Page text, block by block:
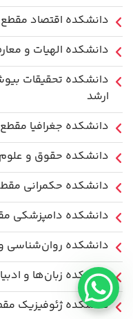
دانشکده اقتصاد
دانشکده الهیات و
دانشکده تحقیقات
ارشد
دانشکده جغرافیا
دانشکده حقوق و
دانشکده حکمرانی
دانشکده دامپزشکی
دانشکده روان‌شناسی
دانشکده زبان‌ها و
دانشکده ژئوفیزیک